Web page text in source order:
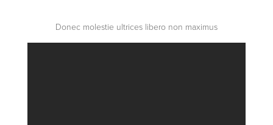
Donec molestie ultrices libero non maximus